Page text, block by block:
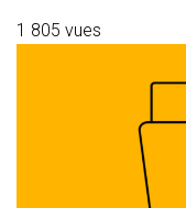
s
gr b
o
1 805 vues